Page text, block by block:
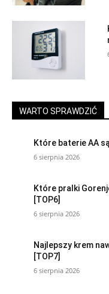
WARTO SPRAWDZIĆ
Które baterie AA
6 sierpnia 2026
Które pralki
[TOP6]
6 sierpnia 2026
Najlepszy krem
[TOP7]
6 sierpnia 2026